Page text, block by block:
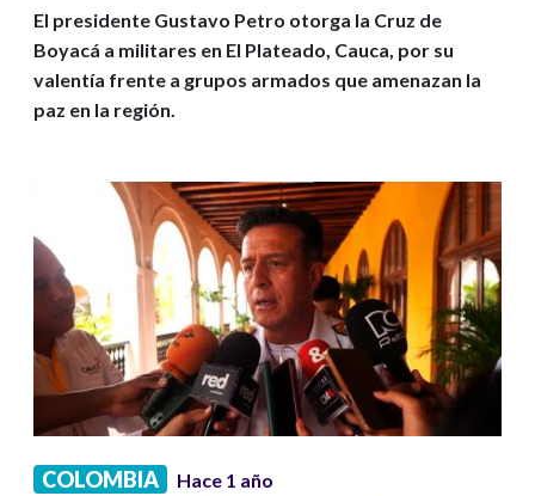
El presidente Gustavo Petro otorga la Cruz de
Boyacá a militares en El Plateado, Cauca, por su
valentía frente a grupos armados que amenazan la
paz en la región.
COLOMBIA Hace 1 año